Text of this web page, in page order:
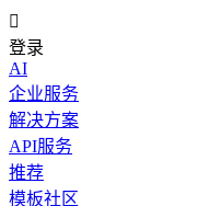

登录
AI
企业服务
解决方案
API服务
推荐
模板社区